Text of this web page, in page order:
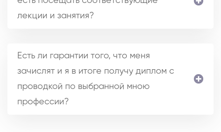
лекции и занятия?
Есть ли гарантии того, что меня
зачислят и я в итоге получу диплом с
проводкой по выбранной мною
профессии?